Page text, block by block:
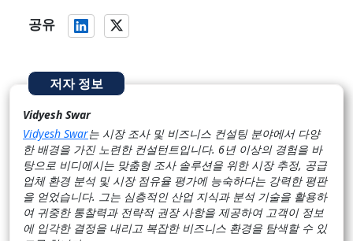
공유
저자 정보
Vidyesh Swar
Vidyesh Swar는 시장 조사 및 비즈니스 컨설팅 분야에서 다양
한 배경을 가진 노련한 컨설턴트입니다. 6년 이상의 경험을 바
탕으로 비디에시는 맞춤형 조사 솔루션을 위한 시장 추정, 공급
업체 환경 분석 및 시장 점유율 평가에 능숙하다는 강력한 평판
을 얻었습니다. 그는 심층적인 산업 지식과 분석 기술을 활용하
여 귀중한 통찰력과 전략적 권장 사항을 제공하여 고객이 정보
에 입각한 결정을 내리고 복잡한 비즈니스 환경을 탐색할 수 있